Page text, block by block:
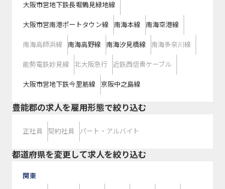
大阪市営地下鉄長堀鶴見緑地線
大阪市営南港ポートタウン線 南海本線 南海空港線
南海高師浜線 南海高野線 南海汐見橋線 南海多奈川線
能勢電鉄妙見線 北大阪急行 近鉄西信貴ケーブル
大阪市営地下鉄今里筋線 京阪中之島線
豊能郡の求人を雇用形態で絞り込む
正社員 契約社員 パート・アルバイト
都道府県を変更して求人を絞り込む
関東